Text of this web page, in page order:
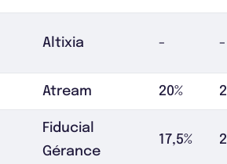
Altixia - -
Atream 20%
Fiducial
Gérance
17,5%